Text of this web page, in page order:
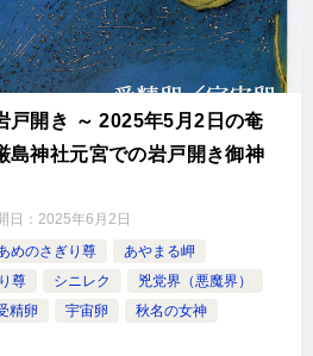
戸開き ～ 2025年5月2日の奄
島神社元宮での岩戸開き御神
日： 2025年6月2日
めのさぎり尊
あやまる岬
尊
シニレク
兇党界（悪魔界）
精卵 宇宙卵
秋名の女神